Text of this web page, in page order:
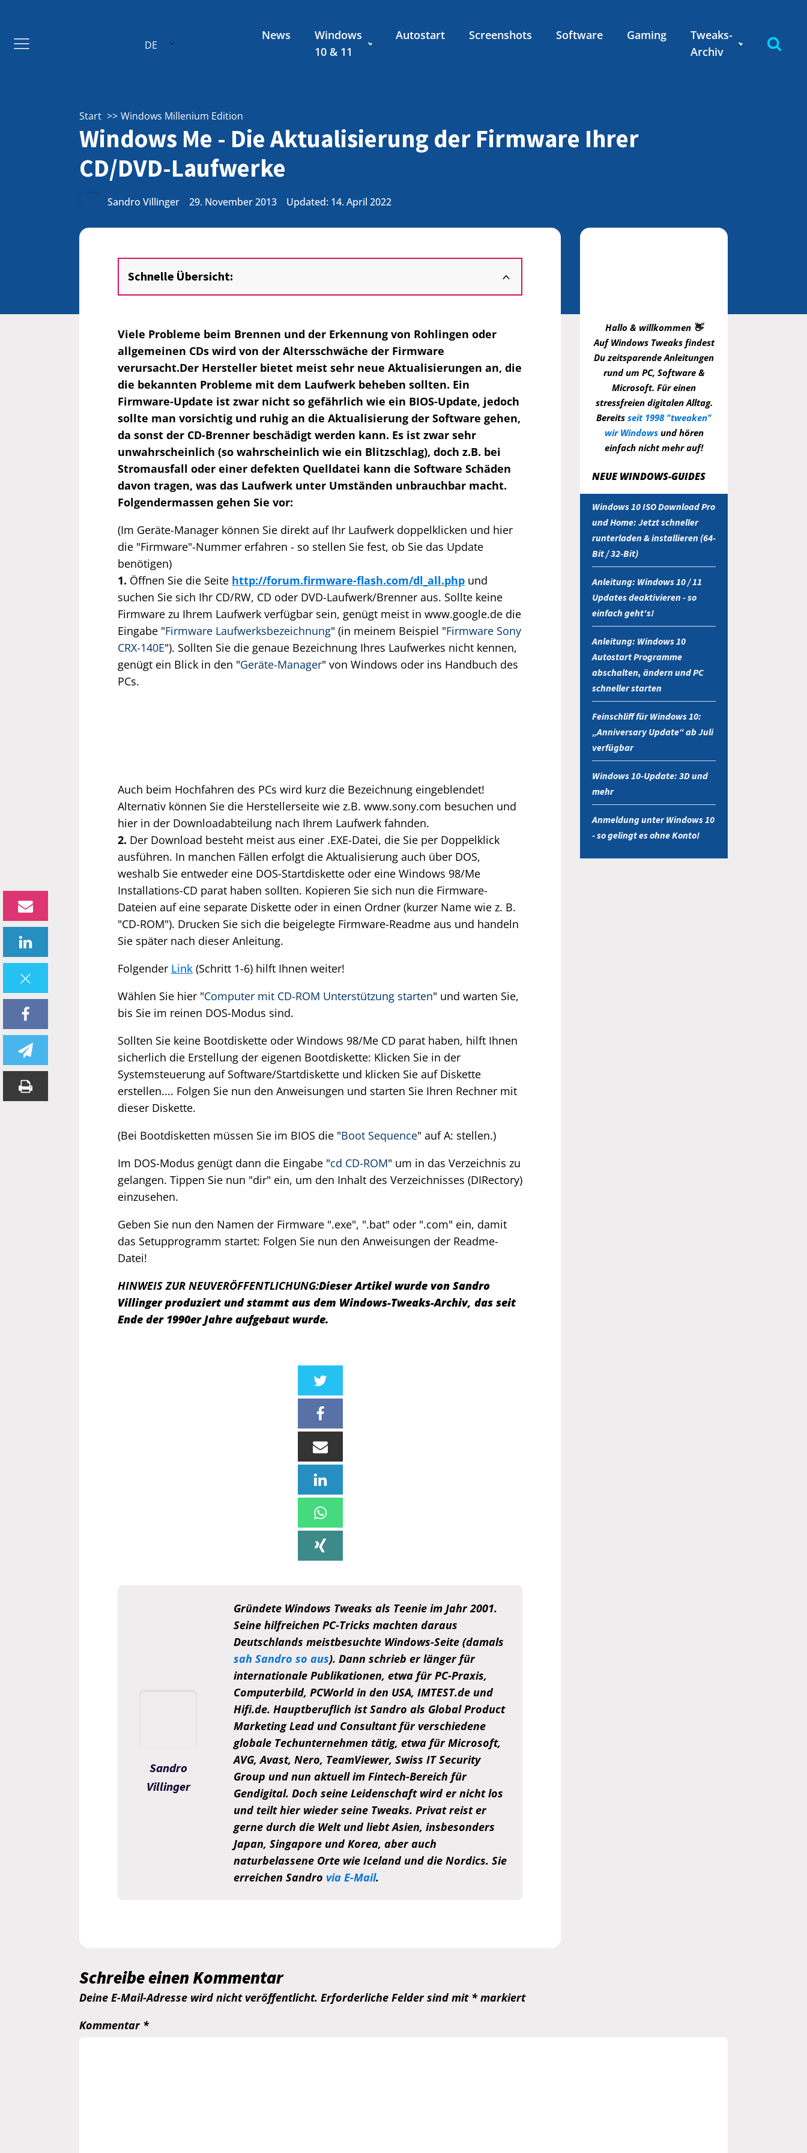
DE
News
Windows
10 & 11
Autostart Screenshots Software Gaming
Tweaks-
Archiv
Start Windows Millenium Edition
Windows Me - Die Aktualisierung der Firmware Ihrer
CD/DVD-Laufwerke
Sandro Villinger 29. November 2013 Updated: 14. April 2022
Schnelle Übersicht:
Viele Probleme beim Brennen und der Erkennung von Rohlingen oder
allgemeinen CDs wird von der Altersschwäche der Firmware
verursacht.Der Hersteller bietet meist sehr neue Aktualisierungen an, die
die bekannten Probleme mit dem Laufwerk beheben sollten. Ein
Firmware-Update ist zwar nicht so gefährlich wie ein BIOS-Update, jedoch
sollte man vorsichtig und ruhig an die Aktualisierung der Software gehen,
da sonst der CD-Brenner beschädigt werden kann. Es ist zwar sehr
unwahrscheinlich (so wahrscheinlich wie ein Blitzschlag), doch z.B. bei
Stromausfall oder einer defekten Quelldatei kann die Software Schäden
davon tragen, was das Laufwerk unter Umständen unbrauchbar macht.
Folgendermassen gehen Sie vor:
(Im Geräte-Manager können Sie direkt auf Ihr Laufwerk doppelklicken und hier
die "Firmware"-Nummer erfahren - so stellen Sie fest, ob Sie das Update
benötigen)
1. Öffnen Sie die Seite http://forum.firmware-flash.com/dl_all.php und
suchen Sie sich Ihr CD/RW, CD oder DVD-Laufwerk/Brenner aus. Sollte keine
Firmware zu Ihrem Laufwerk verfügbar sein, genügt meist in www.google.de die
Eingabe "Firmware Laufwerksbezeichnung" (in meinem Beispiel "Firmware Sony
CRX-140E"). Sollten Sie die genaue Bezeichnung Ihres Laufwerkes nicht kennen,
genügt ein Blick in den "Geräte-Manager" von Windows oder ins Handbuch des
PCs.
Auch beim Hochfahren des PCs wird kurz die Bezeichnung eingeblendet!
Alternativ können Sie die Herstellerseite wie z.B. www.sony.com besuchen und
hier in der Downloadabteilung nach Ihrem Laufwerk fahnden.
2. Der Download besteht meist aus einer .EXE-Datei, die Sie per Doppelklick
ausführen. In manchen Fällen erfolgt die Aktualisierung auch über DOS,
weshalb Sie entweder eine DOS-Startdiskette oder eine Windows 98/Me
Installations-CD parat haben sollten. Kopieren Sie sich nun die Firmware-
Dateien auf eine separate Diskette oder in einen Ordner (kurzer Name wie z. B.
"CD-ROM"). Drucken Sie sich die beigelegte Firmware-Readme aus und handeln
Sie später nach dieser Anleitung.
Folgender Link (Schritt 1-6) hilft Ihnen weiter!
Wählen Sie hier "Computer mit CD-ROM Unterstützung starten" und warten Sie,
bis Sie im reinen DOS-Modus sind.
Sollten Sie keine Bootdiskette oder Windows 98/Me CD parat haben, hilft Ihnen
sicherlich die Erstellung der eigenen Bootdiskette: Klicken Sie in der
Systemsteuerung auf Software/Startdiskette und klicken Sie auf Diskette
erstellen.... Folgen Sie nun den Anweisungen und starten Sie Ihren Rechner mit
dieser Diskette.
(Bei Bootdisketten müssen Sie im BIOS die "Boot Sequence" auf A: stellen.)
Im DOS-Modus genügt dann die Eingabe "cd CD-ROM" um in das Verzeichnis zu
gelangen. Tippen Sie nun "dir" ein, um den Inhalt des Verzeichnisses (DIRectory)
einzusehen.
Geben Sie nun den Namen der Firmware ".exe", ".bat" oder ".com" ein, damit
das Setupprogramm startet: Folgen Sie nun den Anweisungen der Readme-
Datei!
HINWEIS ZUR NEUVERÖFFENTLICHUNG:Dieser Artikel wurde von Sandro
Villinger produziert und stammt aus dem Windows-Tweaks-Archiv, das seit
Ende der 1990er Jahre aufgebaut wurde.
Sandro
Villinger
Gründete Windows Tweaks als Teenie im Jahr 2001.
Seine hilfreichen PC-Tricks machten daraus
Deutschlands meistbesuchte Windows-Seite (damals
sah Sandro so aus). Dann schrieb er länger für
internationale Publikationen, etwa für PC-Praxis,
Computerbild, PCWorld in den USA, IMTEST.de und
Hifi.de. Hauptberuflich ist Sandro als Global Product
Marketing Lead und Consultant für verschiedene
globale Techunternehmen tätig, etwa für Microsoft,
AVG, Avast, Nero, TeamViewer, Swiss IT Security
Group und nun aktuell im Fintech-Bereich für
Gendigital. Doch seine Leidenschaft wird er nicht los
und teilt hier wieder seine Tweaks. Privat reist er
gerne durch die Welt und liebt Asien, insbesonders
Japan, Singapore und Korea, aber auch
naturbelassene Orte wie Iceland und die Nordics. Sie
erreichen Sandro via E-Mail.
Hallo & willkommen 👋
Auf Windows Tweaks findest
Du zeitsparende Anleitungen
rund um PC, Software &
Microsoft. Für einen
stressfreien digitalen Alltag.
Bereits seit 1998 "tweaken"
wir Windowsund hören
einfach nicht mehr auf!
NEUE WINDOWS-GUIDES
Windows 10 ISO Download Pro
und Home: Jetzt schneller
runterladen & installieren (64-
Bit / 32-Bit)
Anleitung: Windows 10 / 11
Updates deaktivieren - so
einfach geht's!
Anleitung: Windows 10
Autostart Programme
abschalten, ändern und PC
schneller starten
Feinschliff für Windows 10:
„Anniversary Update“ ab Juli
verfügbar
Windows 10-Update: 3D und
mehr
Anmeldung unter Windows 10
- so gelingt es ohne Konto!
Schreibe einen Kommentar
Deine E-Mail-Adresse wird nicht veröffentlicht. Erforderliche Felder sind mit *markiert
Kommentar *